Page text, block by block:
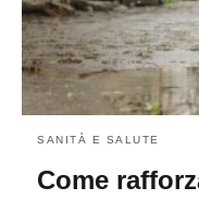
SANITÀ E SALUTE
Come